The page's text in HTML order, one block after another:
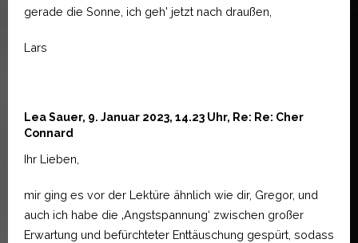
gerade die Sonne, ich geh' jetzt nach draußen,
Lars
Lea Sauer, 9. Januar 2023, 14.23 Uhr, Re: Re: Cher
Connard
Ihr Lieben,
mir ging es vor der Lektüre ähnlich wie dir, Gregor, und
auch ich habe die ‚Angstspannung‘ zwischen großer
Erwartung und befürchteter Enttäuschung gespürt, sodass